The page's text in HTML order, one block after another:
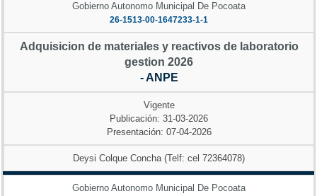
Gobierno Autonomo Municipal De Pocoata
26-1513-00-1647233-1-1
Adquisicion de materiales y reactivos de laboratorio
gestion 2026
- ANPE
Vigente
Publicación: 31-03-2026
Presentación: 07-04-2026
Deysi Colque Concha (Telf: cel 72364078)
Gobierno Autonomo Municipal De Pocoata